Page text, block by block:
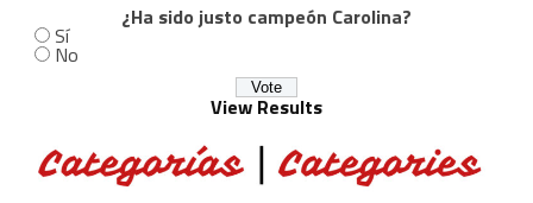
¿Ha sido justo campeón Carolina?
Sí
No
View Results